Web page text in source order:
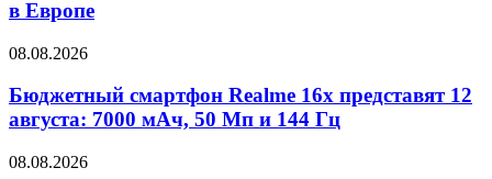
в Европе
08.08.2026
Бюджетный смартфон Realme 16x представят 12
августа: 7000 мАч, 50 Мп и 144 Гц
08.08.2026